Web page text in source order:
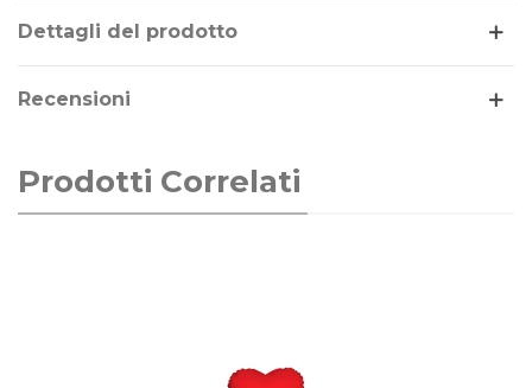
Tema: decorazione
Il palloncino Cuore Oro è realizzato in Mylar-Foil, un
Costruito secondo rigorosi standard qualitativi, può
essere gonfiato ad aria o elio.
Dettagli del prodotto
Recensioni
Prodotti Correlati